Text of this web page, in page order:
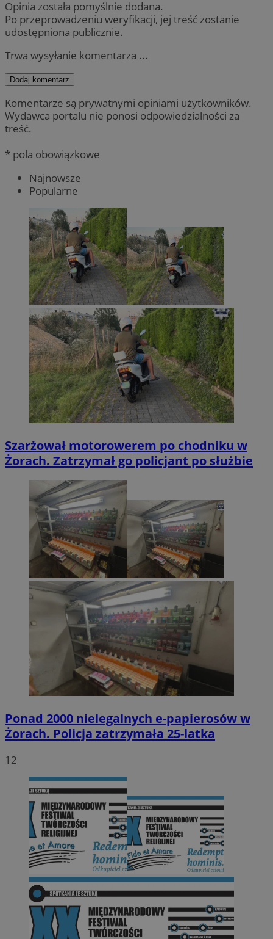
Opinia została pomyślnie dodana.
Po przeprowadzeniu weryfikacji, jej treść zostanie
udostępniona publicznie.
Trwa wysyłanie komentarza ...
Dodaj komentarz
Komentarze są prywatnymi opiniami użytkowników.
Wydawca portalu nie ponosi odpowiedzialności za
treść.
* pola obowiązkowe
Najnowsze
Popularne
Szarżował motorowerem po chodniku w
Żorach. Zatrzymał go policjant po służbie
Ponad 2000 nielegalnych e-papierosów w
Żorach. Policja zatrzymała 25-latka
12